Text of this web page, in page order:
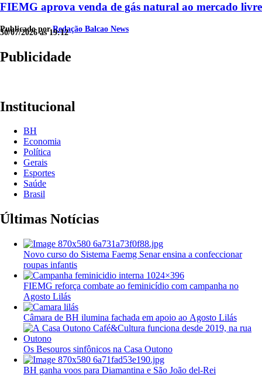
FIEMG aprova venda de gás natural ao mercado livre
Publicado porRedação Balcao News
30/07/2026 às 19:12
Publicidade
Institucional
BH
Economia
Política
Gerais
Esportes
Saúde
Brasil
Últimas Notícias
Novo curso do Sistema Faemg Senar ensina a confeccionar
roupas infantis
FIEMG reforça combate ao feminicídio com campanha no
Agosto Lilás
Câmara de BH ilumina fachada em apoio ao Agosto Lilás
Os Besouros sinfônicos na Casa Outono
BH ganha voos para Diamantina e São João del-Rei